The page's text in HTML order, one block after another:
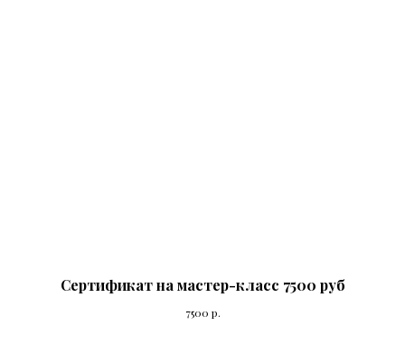
Сертификат на мастер-класс 7500 руб
7500 р.